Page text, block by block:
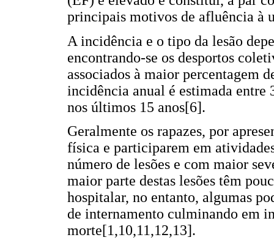
principais motivos de afluência à
A incidência e o tipo da lesão
encontrando-se os desportos
associados à maior percentagem
incidência anual é estimada entre
nos últimos 15 anos[6].
Geralmente os rapazes, por
física e participarem em
número de lesões e com maior
maior parte destas lesões têm
hospitalar, no entanto, algumas
de internamento culminando em
morte[1,10,11,12,13].